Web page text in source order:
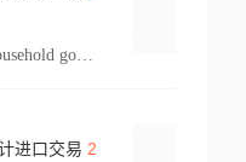
personal effect,used household goods
进口交易 2